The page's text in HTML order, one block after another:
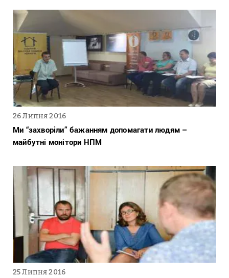
26 Липня 2016
Ми “захворіли” бажанням допомагати людям –
майбутні монітори НПМ
25 Липня 2016